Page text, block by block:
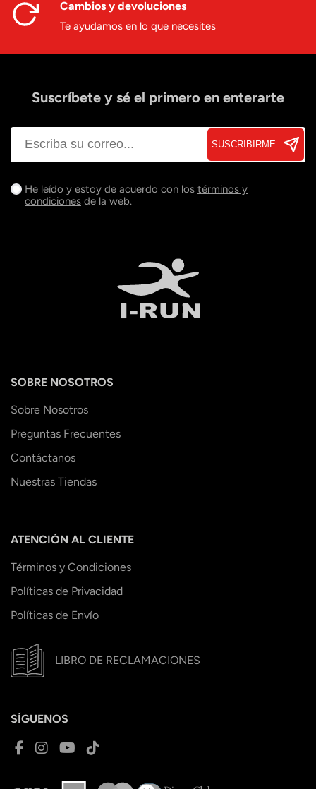
Cambios y devoluciones
Te ayudamos en lo que necesites
Suscríbete y sé el primero en enterarte
SUSCRIBIRME
He leído y estoy de acuerdo con los términos y
condiciones de la web.
SOBRE NOSOTROS
Sobre Nosotros
Preguntas Frecuentes
Contáctanos
Nuestras Tiendas
ATENCIÓN AL CLIENTE
Términos y Condiciones
Políticas de Privacidad
Políticas de Envío
LIBRO DE RECLAMACIONES
SÍGUENOS